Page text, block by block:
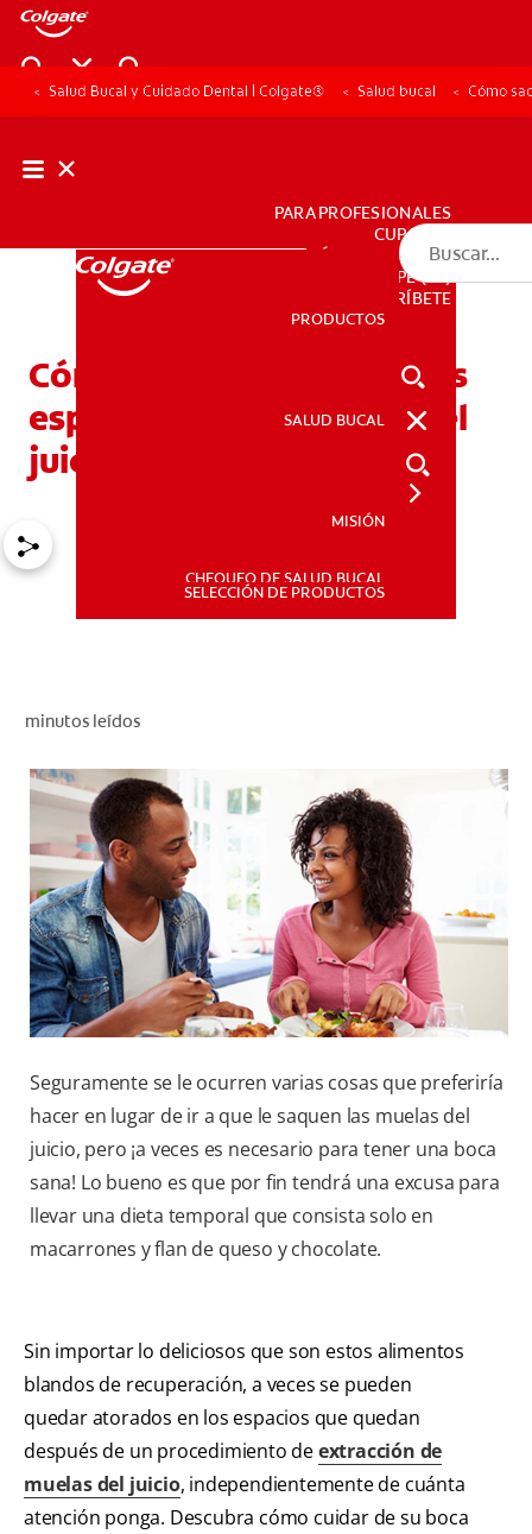
PRODUCTOS
PARA PROFESIONALES
DÓNDE COMPRAR
PE (ES)
SUSCRÍBETE
PARA PROFESIONALES
CUPONES
DÓNDE COMPRAR
PE (ES)
SUSCRÍBETE
PRODUCTOS
SALUD BUCAL
MISIÓN
CHEQUEO DE SALUD BUCAL
SELECCIÓN DE PRODUCTOS
Salud Bucal y Cuidado Dental | Colgate® Salud bucal Cómo
Cómo sacar comida de los
espacios de las muelas del
juicio
minutos leídos
Seguramente se le ocurren varias cosas que preferiría
hacer en lugar de ir a que le saquen las muelas del
juicio, pero ¡a veces es necesario para tener una boca
sana! Lo bueno es que por fin tendrá una excusa para
llevar una dieta temporal que consista solo en
macarrones y flan de queso y chocolate.
Sin importar lo deliciosos que son estos alimentos
blandos de recuperación, a veces se pueden
quedar atorados en los espacios que quedan
después de un procedimiento deextracción de
muelas del juicio, independientemente de cuánta
atención ponga. Descubra cómo cuidar de su boca